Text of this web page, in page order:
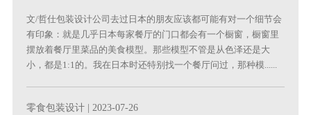
文/哲仕包装设计公司去过日本的朋友应该都可能有对一个细节会
有印象：就是几乎日本每家餐厅的门口都会有一个橱窗，橱窗里
摆放着餐厅里菜品的美食模型。那些模型不管是从色泽还是大
小，都是1:1的。我在日本时还特别找一个餐厅问过，那种模......
零食包装设计 | 2023-07-26